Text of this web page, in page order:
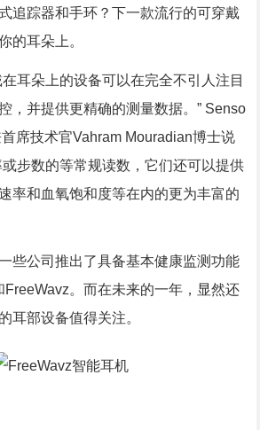
追踪器和手环？下一款流行的可穿戴
的耳朵上。
耳朵上的设备可以在完全不引人注目
，并提供更精确的测量数据。” Senso
席技术官Vahram Mouradian博士说
步数的等常规读数，它们还可以提供
率和血氧饱和度等在内的更为丰富的
些公司推出了具备基本健康监测功能
FreeWavz。而在未来的一年，显然还
耳部设备值得关注。